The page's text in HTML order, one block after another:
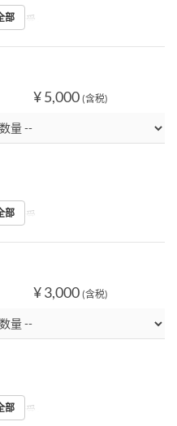
接受。
部
¥ 5,000 (含税)
接受。
部
¥ 3,000 (含税)
接受。
部